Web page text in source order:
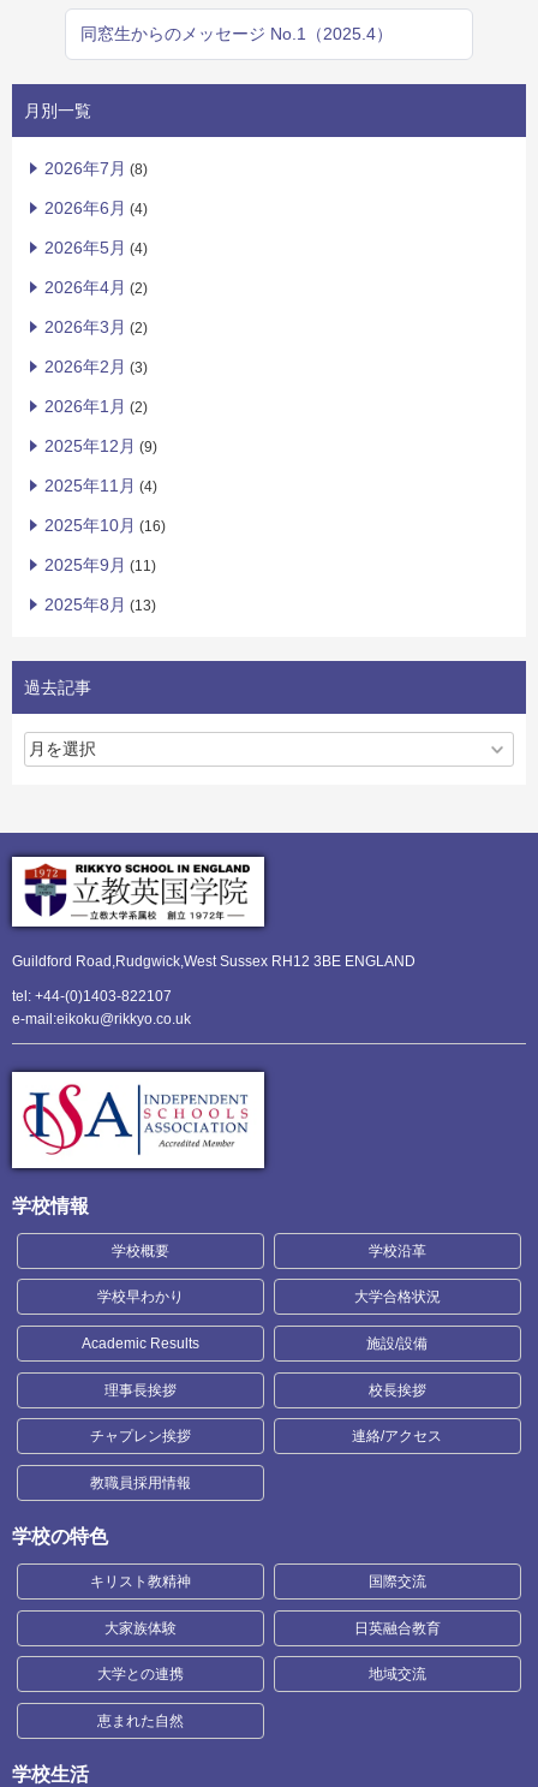
同窓生からのメッセージ No.1（2025.4）
月別一覧
2026年7月 (8)
2026年6月 (4)
2026年5月 (4)
2026年4月 (2)
2026年3月 (2)
2026年2月 (3)
2026年1月 (2)
2025年12月 (9)
2025年11月 (4)
2025年10月 (16)
2025年9月 (11)
2025年8月 (13)
過去記事
Guildford Road,Rudgwick,West Sussex RH12 3BE ENGLAND
tel: +44-(0)1403-822107
e-mail:eikoku@rikkyo.co.uk
学校情報
学校概要 学校沿革
学校早わかり 大学合格状況
Academic Results 施設/設備
理事長挨拶 校長挨拶
チャプレン挨拶 連絡/アクセス
教職員採用情報
学校の特色
キリスト教精神 国際交流
大家族体験 日英融合教育
大学との連携 地域交流
恵まれた自然
学校生活